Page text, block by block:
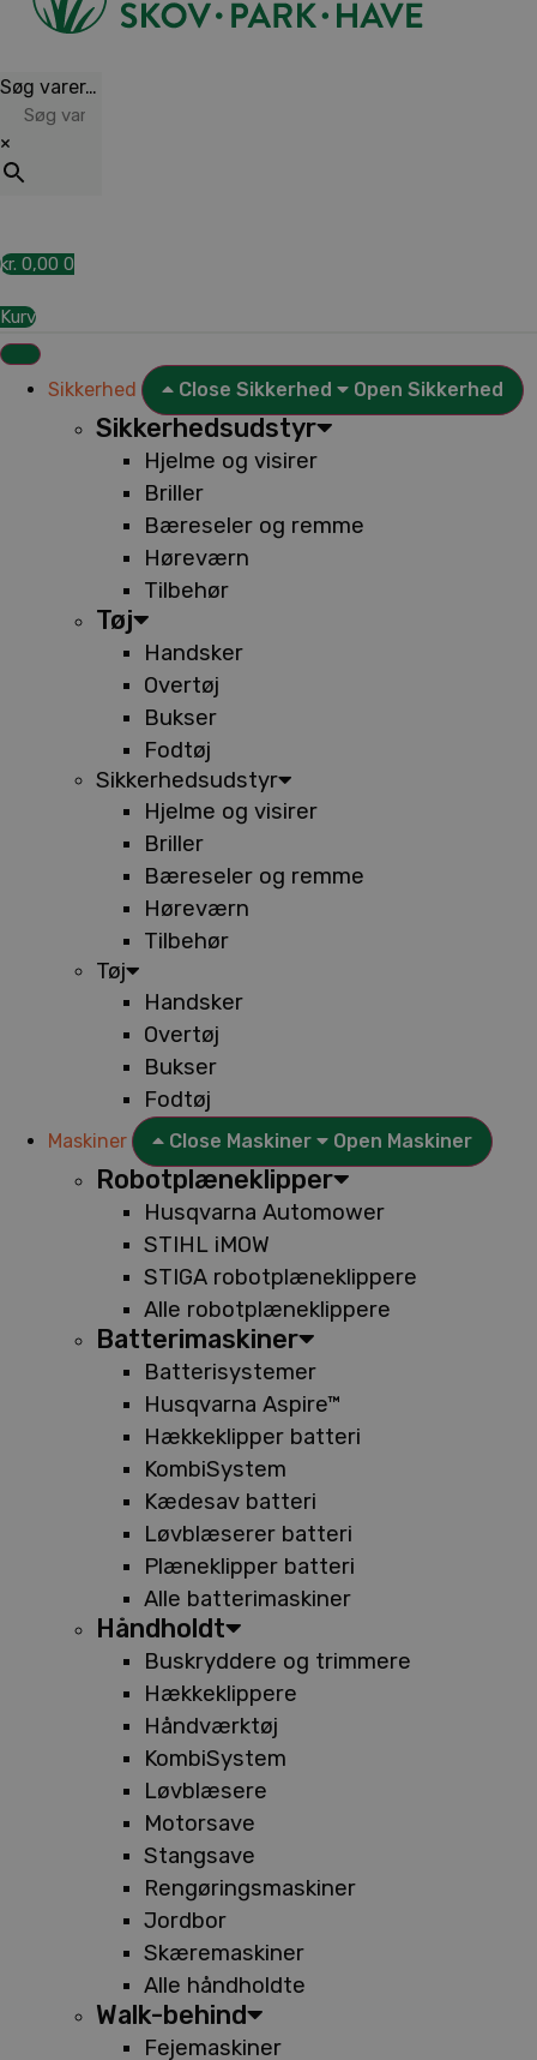
Søg varer…
×
kr. 0,00 0
Kurv
Sikkerhed Close Sikkerhed Open Sikkerhed
Sikkerhedsudstyr
Hjelme og visirer
Briller
Bæreseler og remme
Høreværn
Tilbehør
Tøj
Handsker
Overtøj
Bukser
Fodtøj
Sikkerhedsudstyr
Hjelme og visirer
Briller
Bæreseler og remme
Høreværn
Tilbehør
Tøj
Handsker
Overtøj
Bukser
Fodtøj
Maskiner Close Maskiner Open Maskiner
Robotplæneklipper
Husqvarna Automower
STIHL iMOW
STIGA robotplæneklippere
Alle robotplæneklippere
Batterimaskiner
Batterisystemer
Husqvarna Aspire™
Hækkeklipper batteri
KombiSystem
Kædesav batteri
Løvblæserer batteri
Plæneklipper batteri
Alle batterimaskiner
Håndholdt
Buskryddere og trimmere
Hækkeklippere
Håndværktøj
KombiSystem
Løvblæsere
Motorsave
Stangsave
Rengøringsmaskiner
Jordbor
Skæremaskiner
Alle håndholdte
Walk-behind
Fejemaskiner